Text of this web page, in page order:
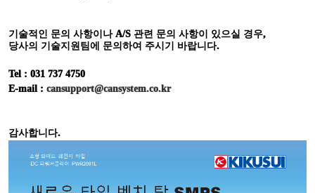
기술적인 문의 사항이나A/S 관련 문의 사항이 있으실 경우,
당사의 기술지원팀에 문의하여 주시기 바랍니다.
Tel : 031 737 4750
E-mail : cansupport@cansystem.co.kr
감사합니다.